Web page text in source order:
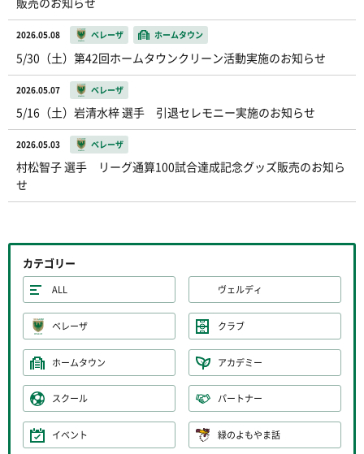
2026.05.08 ベレーザ ホームタウン
5/30（土）第42回ホームタウンクリーン活動実施のお知らせ
2026.05.07 ベレーザ
5/16（土）岩清水梓 選手 引退セレモニー実施のお知らせ
2026.05.03 ベレーザ
村松智子 選手 リーグ通算100試合達成記念グッズ販売のお知ら
せ
カテゴリー
ALL ヴェルディ
ベレーザ クラブ
ホームタウン アカデミー
スクール パートナー
イベント 緑のよもやま話